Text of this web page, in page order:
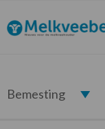
de
hoofdnavigatie
de
hoofd
de
eerste
de
voettekst
Melkveebedrijf.nl
Bemesting